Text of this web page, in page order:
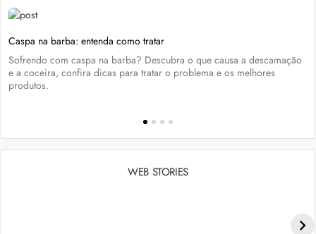
Caspa na barba: entenda como tratar
Sofrendo com caspa na barba? Descubra o que causa a descamação
e a coceira, confira dicas para tratar o problema e os melhores
produtos.
WEB STORIES